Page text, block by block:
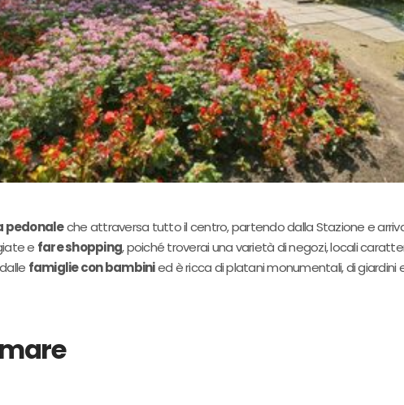
pedonaleche attraversa tutto il centro, partendo dalla Stazione e
e fare shopping, poiché troverai una varietà di negozi, locali
famiglie con bambinied è ricca di platani monumentali, di giardini